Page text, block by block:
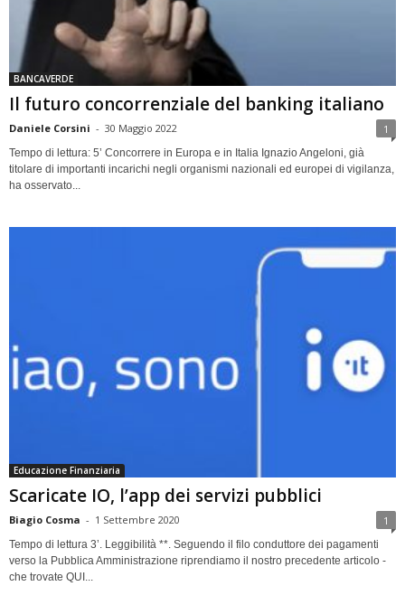
BANCAVERDE
Il futuro concorrenziale del banking italiano
Daniele Corsini - 30 Maggio 2022 1
Tempo di lettura: 5’ Concorrere in Europa e in Italia Ignazio Angeloni, già
titolare di importanti incarichi negli organismi nazionali ed europei di vigilanza,
ha osservato...
Educazione Finanziaria
Scaricate IO, l’app dei servizi pubblici
Biagio Cosma - 1 Settembre 2020 1
Tempo di lettura 3’. Leggibilità **. Seguendo il filo conduttore dei pagamenti
verso la Pubblica Amministrazione riprendiamo il nostro precedente articolo -
che trovate QUI...